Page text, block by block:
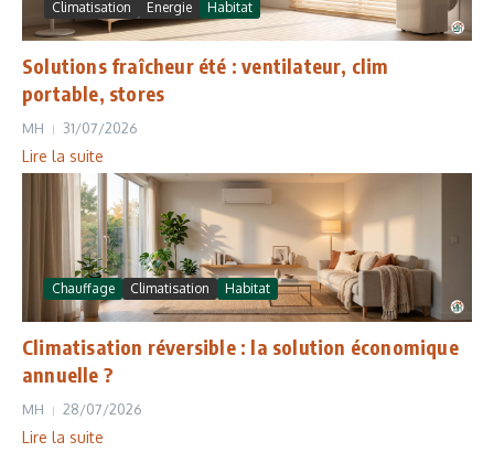
Climatisation Energie Habitat
Solutions fraîcheur été : ventilateur, clim
portable, stores
MH 31/07/2026
Lire la suite
Chauffage Climatisation Habitat
Climatisation réversible : la solution économique
annuelle ?
MH 28/07/2026
Lire la suite